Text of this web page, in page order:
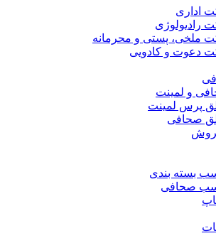
اداری
رادیولوژی
ملخی، پستی و محرمانه
دعوت و کادویی
و لمینت
پرس لمینت
صحافی
بسته بندی
صحافی